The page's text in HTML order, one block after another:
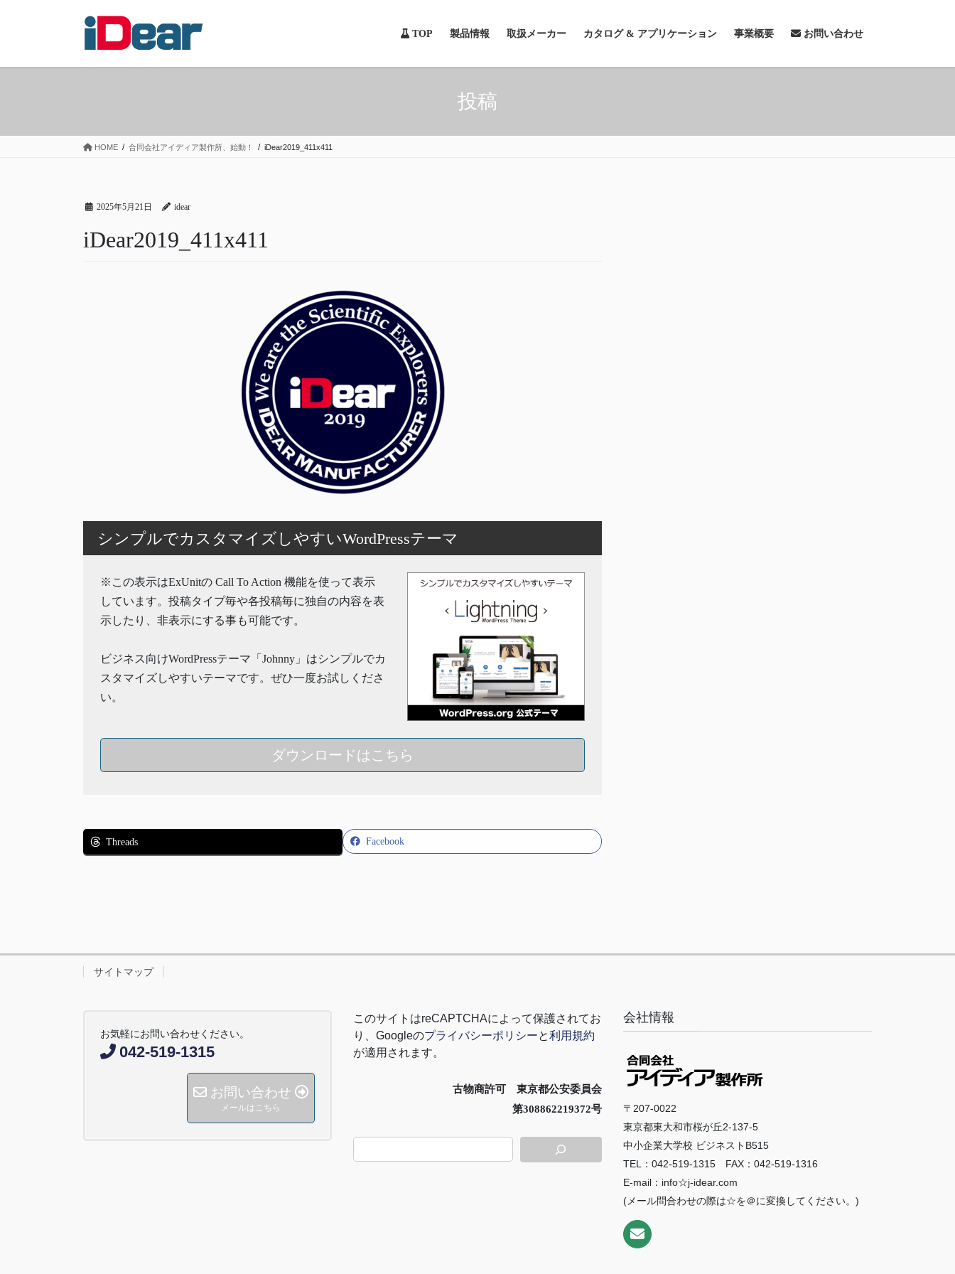
TOP 製品情報 取扱メーカー カタログ & アプリケーション 事業概要 お問い合わせ
投稿
HOME 合同会社アイディア製作所、始動！ iDear2019_411x411
2025年5月21日 idear
iDear2019_411x411
シンプルでカスタマイズしやすいWordPressテーマ
※この表示はExUnitの Call To Action 機能を使って表示
しています。投稿タイプ毎や各投稿毎に独自の内容を表
示したり、非表示にする事も可能です。
ビジネス向けWordPressテーマ「Johnny」はシンプルでカ
スタマイズしやすいテーマです。ぜひ一度お試しくださ
い。
ダウンロードはこちら
Facebook
Threads
サイトマップ
お気軽にお問い合わせください。
042-519-1315
お問い合わせ
メールはこちら
このサイトはreCAPTCHAによって保護されてお
り、 Googleのプライバシーポリシーと利用規約
が適用されます。
古物商許可 東京都公安委員会
第308862219372号
会社情報
〒207-0022
東京都東大和市桜が丘2-137-5
中小企業大学校 ビジネストB515
TEL：042-519-1315 FAX：042-519-1316
E-mail：info☆j-idear.com
(メール問合わせの際は☆を＠に変換してください。)